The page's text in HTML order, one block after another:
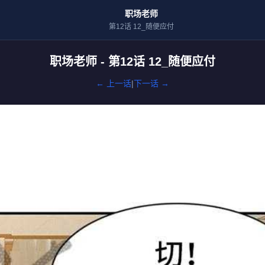
职场老师
第12话 12_随便应付
职场老师 - 第12话 12_随便应付
← 上一话|下一话 →